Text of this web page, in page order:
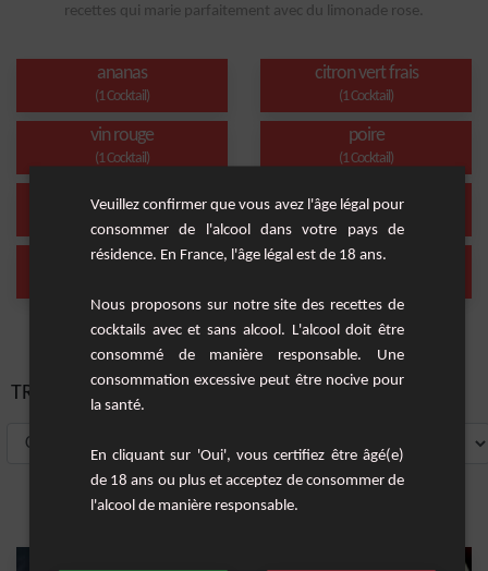
recettes qui marie parfaitement avec du limonade rose.
ananas
(1 Cocktail)
citron vert frais
(1 Cocktail)
vin rouge
(1 Cocktail)
poire
(1 Cocktail)
boisson energetique rhum brun
pepsi Sangria
TRIER PAR:
Veuillez confirmer que vous avez l'âge légal pour
consommer de l'alcool dans votre pays de
résidence. En France, l'âge légal est de 18 ans.
Nous proposons sur notre site des recettes de
cocktails avec et sans alcool. L'alcool doit être
consommé de manière responsable. Une
consommation excessive peut être nocive pour
la santé.
En cliquant sur 'Oui', vous certifiez être âgé(e)
de 18 ans ou plus et acceptez de consommer de
l'alcool de manière responsable.